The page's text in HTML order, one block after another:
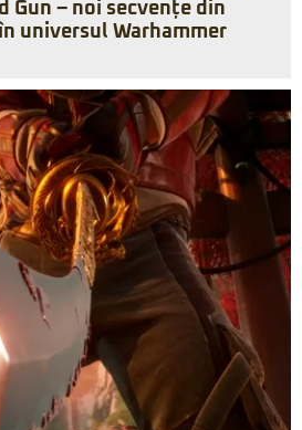
Gun – noi secvențe din
universul Warhammer